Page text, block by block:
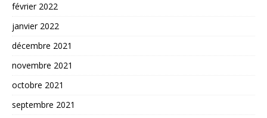
février 2022
janvier 2022
décembre 2021
novembre 2021
octobre 2021
septembre 2021